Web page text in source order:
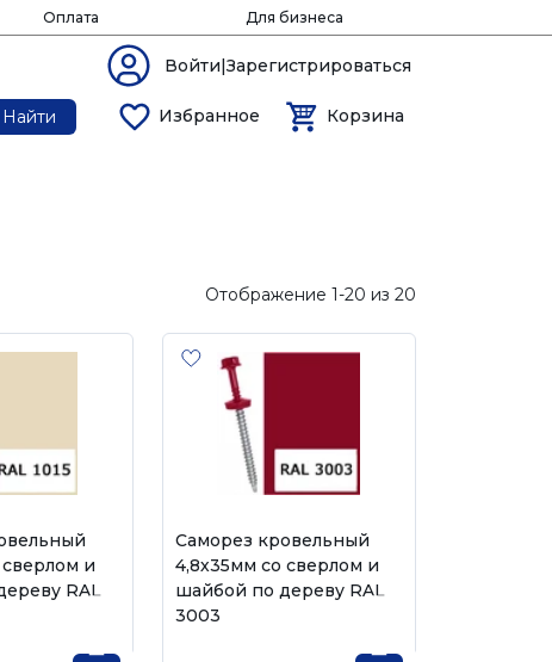
Оплата Для бизнеса
Войти|Зарегистрироваться
Найти Избранное Корзина
Отображение 1-20 из 20
и
RAL
Саморез кровельный
4,8х35мм со сверлом и
шайбой по дереву RAL
3003